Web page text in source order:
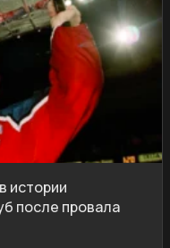
истории
после провала